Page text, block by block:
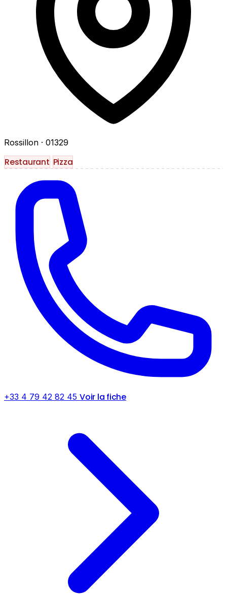
Rossillon · 01329
Restaurant Pizza
+33 4 79 42 82 45 Voir la fiche